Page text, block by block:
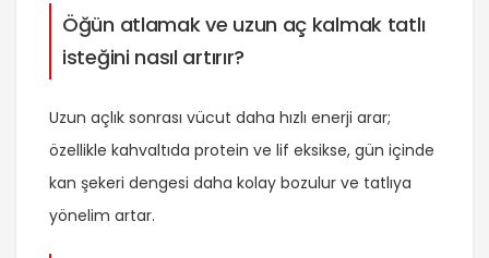
Öğün atlamak ve uzun aç kalmak tatlı
isteğini nasıl artırır?
Uzun açlık sonrası vücut daha hızlı enerji arar;
özellikle kahvaltıda protein ve lif eksikse, gün içinde
kan şekeri dengesi daha kolay bozulur ve tatlıya
yönelim artar.